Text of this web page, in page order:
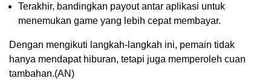
Terakhir, bandingkan payout antar aplikasi untuk
menemukan game yang lebih cepat membayar.
Dengan mengikuti langkah-langkah ini, pemain tidak
hanya mendapat hiburan, tetapi juga memperoleh cuan
tambahan.(AN)